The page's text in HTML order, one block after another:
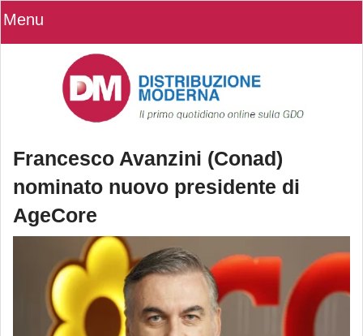
Menu
Francesco Avanzini (Conad)
nominato nuovo presidente di
AgeCore